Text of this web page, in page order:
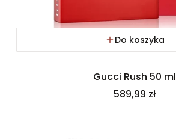
Do koszyka
Gucci Rush 50 ml
Cena
589,99 zł